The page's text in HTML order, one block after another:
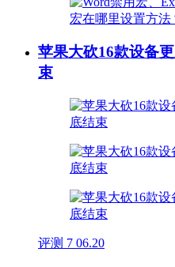
苹果大砍16款设备
束
评测 7 06.20